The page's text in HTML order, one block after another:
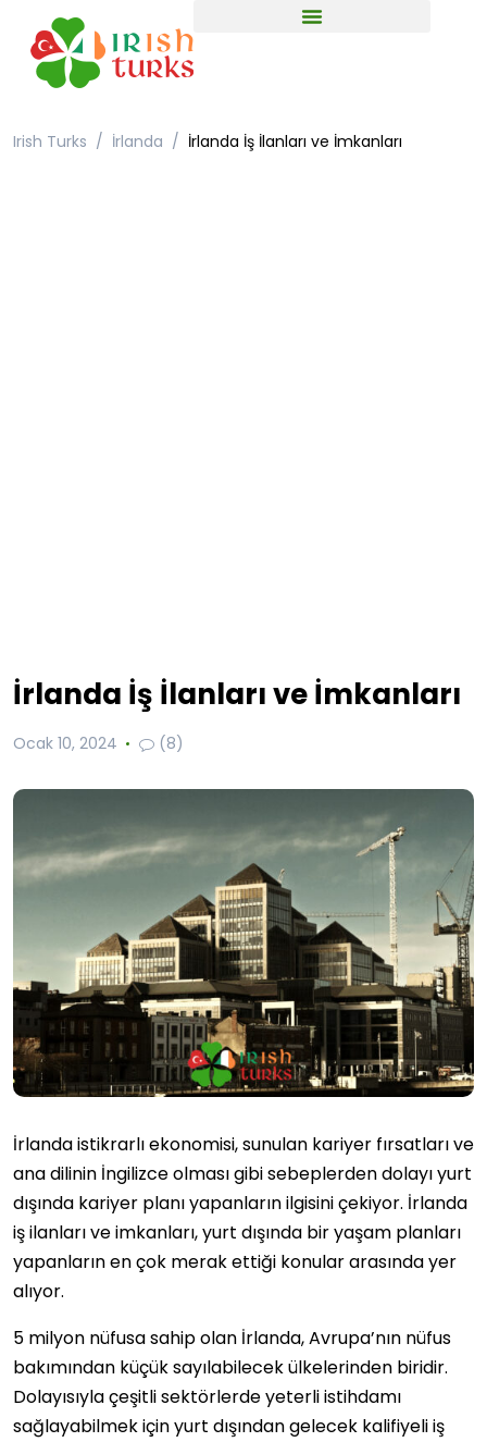
Irish Turks İrlanda İrlanda İş İlanları ve İmkanları
İrlanda İş İlanları ve İmkanları
Ocak 10, 2024 (8)
İrlanda istikrarlı ekonomisi, sunulan kariyer fırsatları ve
ana dilinin İngilizce olması gibi sebeplerden dolayı yurt
dışında kariyer planı yapanların ilgisini çekiyor. İrlanda
iş ilanları ve imkanları, yurt dışında bir yaşam planları
yapanların en çok merak ettiği konular arasında yer
alıyor.
5 milyon nüfusa sahip olan İrlanda, Avrupa’nın nüfus
bakımından küçük sayılabilecek ülkelerinden biridir.
Dolayısıyla çeşitli sektörlerde yeterli istihdamı
sağlayabilmek için yurt dışından gelecek kalifiyeli iş